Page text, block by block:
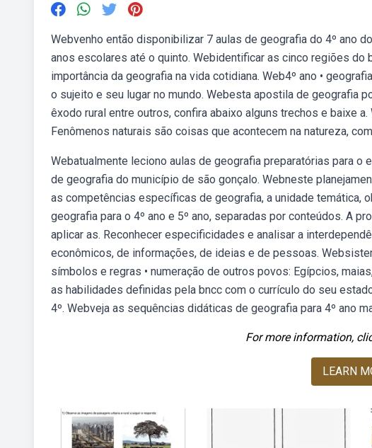
Webvenho então disponibilizar 7 aulas de geografia do 4º ano
anos escolares até o quinto. Webidentificar as cinco regiões
importância da geografia na vida cotidiana. Web4º ano •
o sujeito e seu lugar no mundo. Webesta apostila de geografia
êxodo rural entre outros, confira abaixo alguns trechos e baixe
Fenômenos naturais são coisas que acontecem na natureza,
Webatualmente leciono aulas de geografia preparatórias para
de geografia do município de são gonçalo. Webneste
as competências específicas de geografia, a unidade temática,
geografia para o 4º ano e 5º ano, separadas por conteúdos. A
aplicar as. Reconhecer especificidades e analisar a
econômicos, de informações, de ideias e de pessoas.
símbolos e regras • numeração de outros povos: Egípcios,
as habilidades definidas pela bncc com o currículo do seu
4º. Webveja as sequências didáticas de geografia para 4º ano
For more information,
LEARN